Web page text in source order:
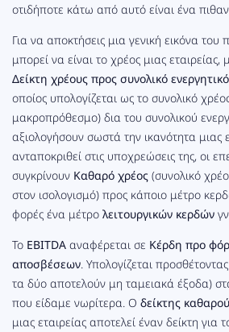
οτιδήποτε κάτω από αυτό είναι ένα
Για να αποκτήσεις μια γενική εικόνα του
μπορεί να είναι το χρέος μιας εταιρείας,
Δείκτη χρέους προς συνολικό ενεργητικό
οποίος υπολογίζεται ως το συνολικό
μακροπρόθεσμο) δια του συνολικού
αξιολογήσουν σωστά την ικανότητα μιας
ανταποκριθεί στις υποχρεώσεις της, οι
συγκρίνουν Καθαρό χρέος (συνολικό
στον ισολογισμό) προς κάποιο μέτρο
φορές ένα μέτρο λειτουργικών κερδών
Το EBITDA αναφέρεται σε Κέρδη προ
αποσβέσεων. Υπολογίζεται
τα δύο αποτελούν μη ταμειακά έξοδα)
που είδαμε νωρίτερα. Ο δείκτης
μιας εταιρείας αποτελεί έναν δείκτη